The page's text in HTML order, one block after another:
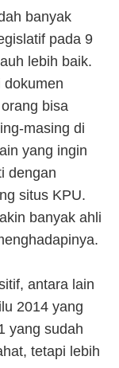
banyak
pada 9
lebih baik.
dokumen
bisa
masing di
yang ingin
dengan
situs KPU.
banyak ahli
antara lain
2014 yang
yang sudah
tetapi lebih